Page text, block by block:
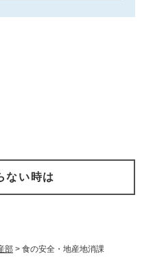
部 > 食の安全・地産地消課
ない時は